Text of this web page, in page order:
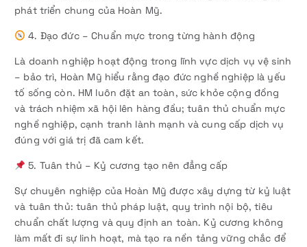
phát triển chung của Hoàn Mỹ.
4. Đạo đức – Chuẩn mực trong từng hành động
Là doanh nghiệp hoạt động trong lĩnh vực dịch vụ vệ sinh
– bảo trì, Hoàn Mỹ hiểu rằng đạo đức nghề nghiệp là yếu
tố sống còn. HM luôn đặt an toàn, sức khỏe cộng đồng
và trách nhiệm xã hội lên hàng đầu; tuân thủ chuẩn mực
nghề nghiệp, cạnh tranh lành mạnh và cung cấp dịch vụ
đúng với giá trị đã cam kết.
5. Tuân thủ – Kỷ cương tạo nên đẳng cấp
Sự chuyên nghiệp của Hoàn Mỹ được xây dựng từ kỷ luật
và tuân thủ: tuân thủ pháp luật, quy trình nội bộ, tiêu
chuẩn chất lượng và quy định an toàn. Kỷ cương không
làm mất đi sự linh hoạt, mà tạo ra nền tảng vững chắc để